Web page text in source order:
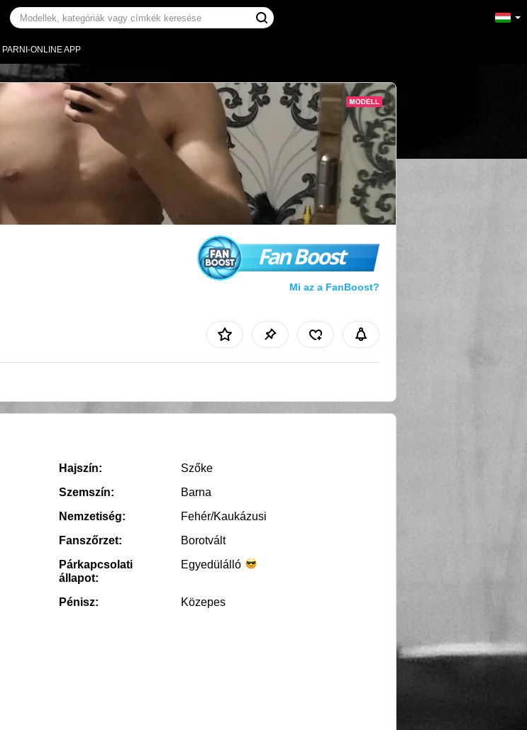
PARNI-ONLINE APP
Fan Boost
Mi az a FanBoost?
Hajszín:
Szőke
Szemszín:
Barna
Nemzetiség:
Fehér/Kaukázusi
Fanszőrzet:
Borotvált
Párkapcsolati
állapot:
Egyedülálló
Pénisz: Közepes